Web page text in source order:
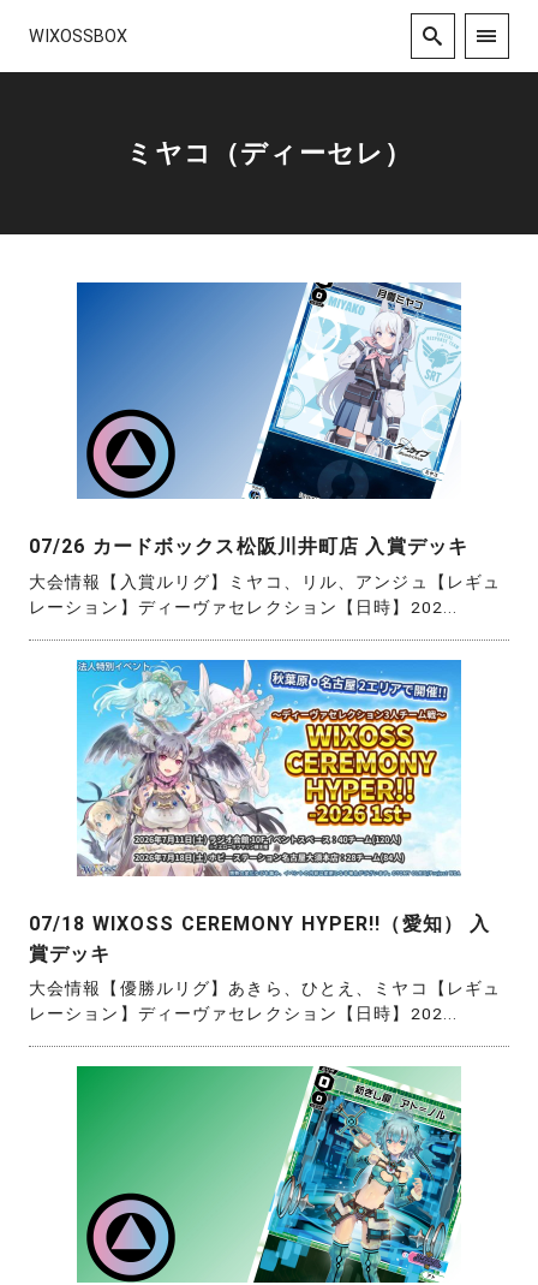
WIXOSSBOX
ミヤコ（ディーセレ）
07/26 カードボックス松阪川井町店 入賞デッキ
大会情報【入賞ルリグ】ミヤコ、リル、アンジュ【レギュ
レーション】ディーヴァセレクション【日時】202...
07/18 WIXOSS CEREMONY HYPER!!（愛知） 入
賞デッキ
大会情報【優勝ルリグ】あきら、ひとえ、ミヤコ【レギュ
レーション】ディーヴァセレクション【日時】202...